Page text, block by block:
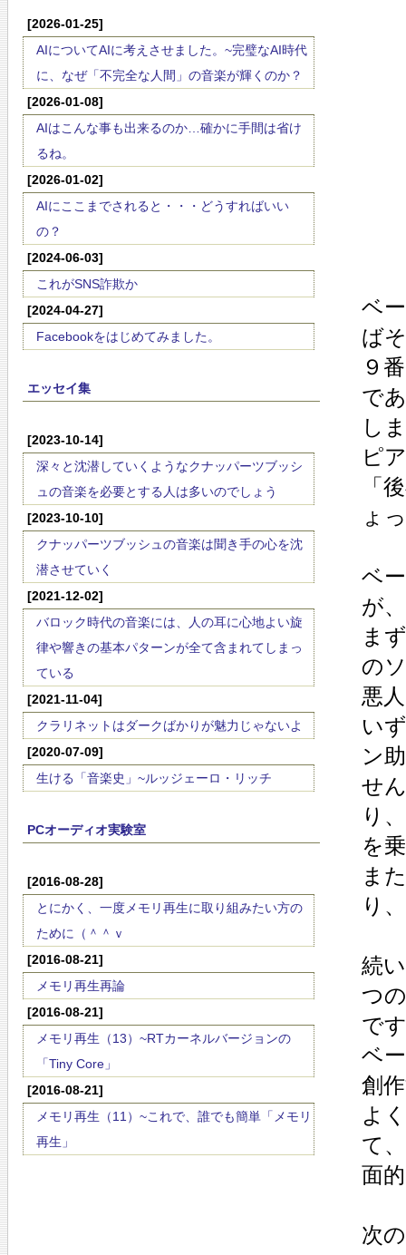
[2026-01-25]
AIについてAIに考えさせました。~完璧なAI時代
に、なぜ「不完全な人間」の音楽が輝くのか？
[2026-01-08]
AIはこんな事も出来るのか…確かに手間は省け
るね。
[2026-01-02]
AIにここまでされると・・・どうすればいい
の？
[2024-06-03]
これがSNS詐欺か
[2024-04-27]
Facebookをはじめてみました。
エッセイ集
[2023-10-14]
深々と沈潜していくようなクナッパーツブッシ
ュの音楽を必要とする人は多いのでしょう
[2023-10-10]
クナッパーツブッシュの音楽は聞き手の心を沈
潜させていく
[2021-12-02]
バロック時代の音楽には、人の耳に心地よい旋
律や響きの基本パターンが全て含まれてしまっ
ている
[2021-11-04]
クラリネットはダークばかりが魅力じゃないよ
[2020-07-09]
生ける「音楽史」~ルッジェーロ・リッチ
PCオーディオ実験室
[2016-08-28]
とにかく、一度メモリ再生に取り組みたい方の
ために（＾＾ｖ
[2016-08-21]
メモリ再生再論
[2016-08-21]
メモリ再生（13）~RTカーネルバージョンの
「Tiny Core」
[2016-08-21]
メモリ再生（11）~これで、誰でも簡単「メモリ
再生」
ベ
ば
９
で
し
ピ
「
ょ
ベ
が
ま
の
悪
い
ン
せ
り
を
ま
り
続
つ
で
ベ
創
よ
て
面
次